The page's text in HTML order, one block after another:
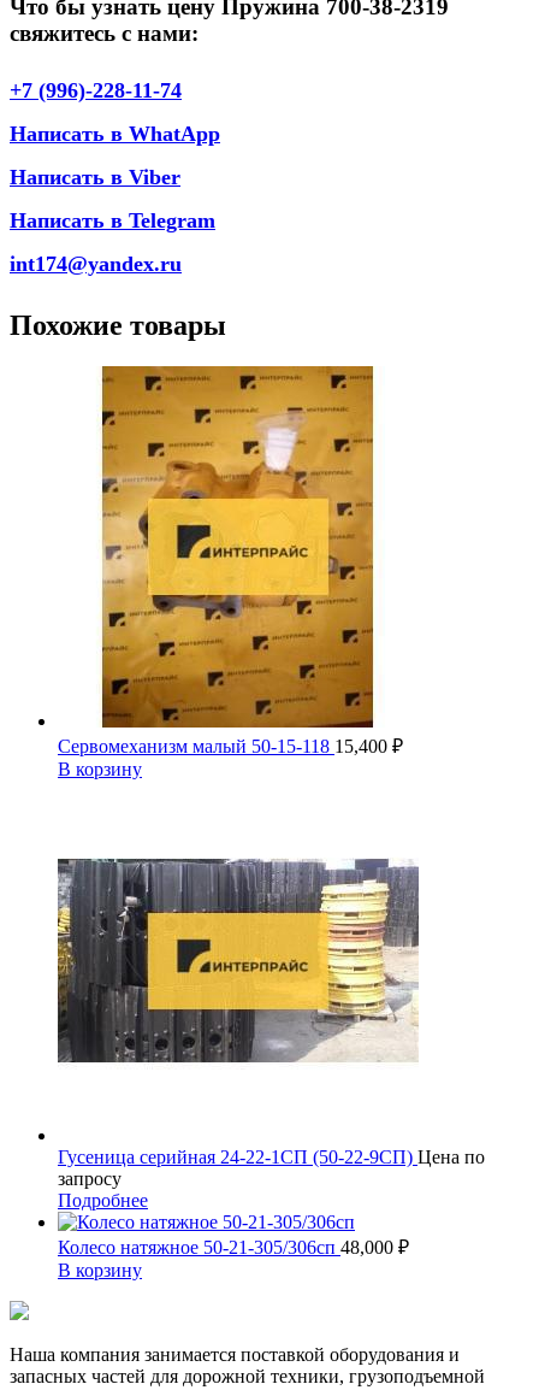
Что бы узнать цену Пружина 700-38-2319
свяжитесь с нами:
+7 (996)-228-11-74
Написать в WhatApp
Написать в Viber
Написать в Telegram
int174@yandex.ru
Похожие товары
Сервомеханизм малый 50-15-118 15,400 ₽
В корзину
Гусеница серийная 24-22-1СП (50-22-9СП) Цена по
запросу
Подробнее
Колесо натяжное 50-21-305/306сп 48,000 ₽
В корзину
Наша компания занимается поставкой оборудования и
запасных частей для дорожной техники, грузоподъемной